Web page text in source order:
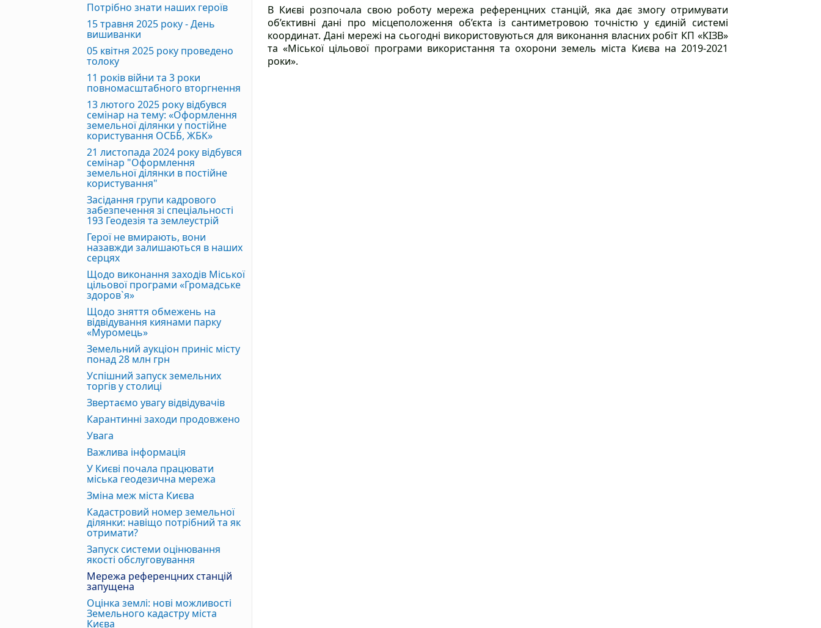
Потрібно знати наших героїв
15 травня 2025 року - День
вишиванки
05 квітня 2025 року проведено
толоку
11 років війни та 3 роки
повномасштабного вторгнення
13 лютого 2025 року відбувся
семінар на тему: «Оформлення
земельної ділянки у постійне
користування ОСББ, ЖБК»
21 листопада 2024 року відбувся
семінар "Оформлення
земельної ділянки в постійне
користування"
Засідання групи кадрового
забезпечення зі спеціальності
193 Геодезія та землеустрій
Герої не вмирають, вони
назавжди залишаються в наших
серцях
Щодо виконання заходів Міської
цільової програми «Громадське
здоров`я»
Щодо зняття обмежень на
відвідування киянами парку
«Муромець»
Земельний аукціон приніс місту
понад 28 млн грн
Успішний запуск земельних
торгів у столиці
Звертаємо увагу відвідувачів
Карантинні заходи продовжено
Увага
Важлива інформація
У Києві почала працювати
міська геодезична мережа
Зміна меж міста Києва
Кадастровий номер земельної
ділянки: навіщо потрібний та як
отримати?
Запуск системи оцінювання
якості обслуговування
Мережа референцних станцій
запущена
Оцінка землі: нові можливості
Земельного кадастру міста
Києва
В Києві розпочала свою роботу мережа референцних станцій, яка дає змогу отримувати
об’єктивні дані про місцеположення об’єкта із сантиметровою точністю у єдиній системі
координат. Дані мережі на сьогодні використовуються для виконання власних робіт КП «КІЗВ»
та «Міської цільової програми використання та охорони земель міста Києва на 2019-2021
роки».